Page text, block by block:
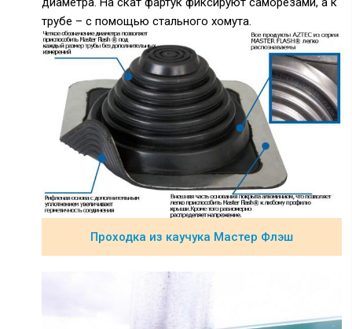
трубе – с помощью стального хомута.
Проходка из каучука Мастер Флэш